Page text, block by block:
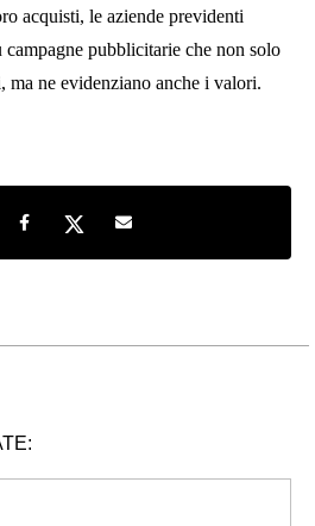
acquisti, le aziende previdenti
pubblicitarie che non solo
ma ne evidenziano anche i valori.
on LinkedIn
Share on Facebook
Share on TwitterShare by e-mail